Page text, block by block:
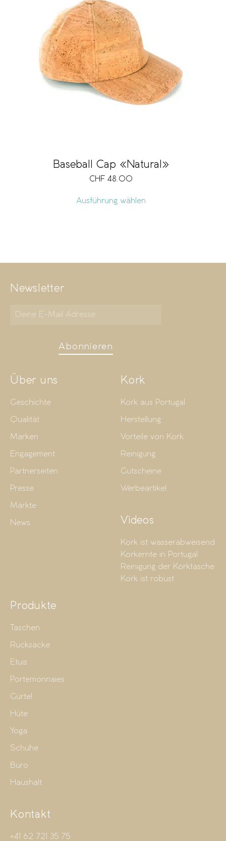
Baseball Cap «Natural»
CHF 48.00
Ausführung wählen
Newsletter
Abonnieren
Über uns
Geschichte
Qualität
Marken
Engagement
Partnerseiten
Presse
Märkte
News
Kork
Kork aus Portugal
Herstellung
Vorteile von Kork
Reinigung
Gutscheine
Werbeartikel
Videos
Kork ist wasserabweisend
Korkernte in Portugal
Reinigung der Korktasche
Kork ist robust
Produkte
Taschen
Rucksäcke
Etuis
Portemonnaies
Gürtel
Hüte
Yoga
Schuhe
Büro
Haushalt
Kontakt
+41 62 721 35 75